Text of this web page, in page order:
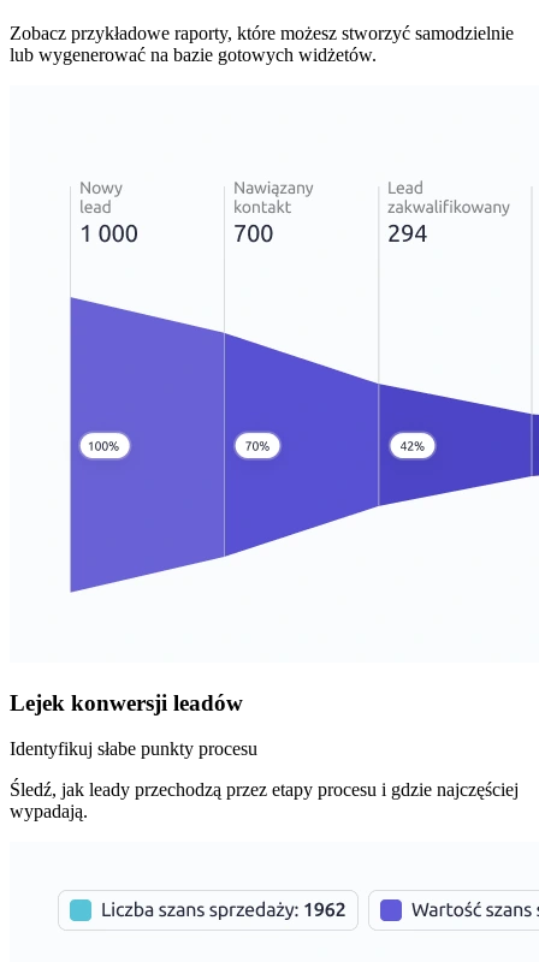
Zobacz przykładowe raporty, które możesz stworzyć samodzielnie
lub wygenerować na bazie gotowych widżetów.
Lejek konwersji leadów
Identyfikuj słabe punkty procesu
Śledź, jak leady przechodzą przez etapy procesu i gdzie najczęściej
wypadają.